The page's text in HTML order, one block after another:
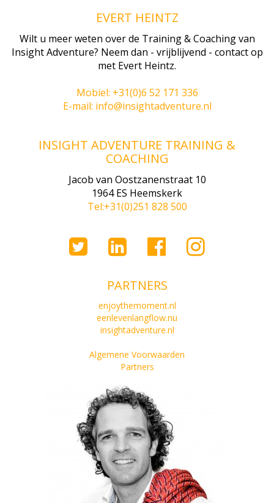
EVERT HEINTZ
Wilt u meer weten over de Training & Coaching van
Insight Adventure? Neem dan - vrijblijvend - contact op
met Evert Heintz.
Mobiel: +31(0)6 52 171 336
E-mail: info@insightadventure.nl
INSIGHT ADVENTURE TRAINING &
COACHING
Jacob van Oostzanenstraat 10
1964 ES Heemskerk
Tel:+31(0)251 828 500
PARTNERS
enjoythemoment.nl
eenlevenlangflow.nu
insightadventure.nl
Algemene Voorwaarden
Partners